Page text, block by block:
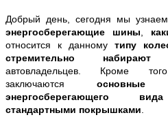
Добрый день, сегодня мы
энергосберегающие шины
относится к данному типу
стремительно набирают
автовладельцев . Кроме
заключаются основные
энергосберегающего вида
стандартными покрышками